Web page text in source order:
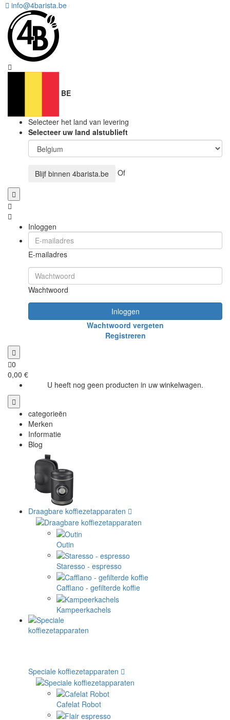
info@4barista.be
BE
Selecteer het land van levering
Selecteer uw land alstublieft
Blijf binnen 4barista.be Of
Inloggen
E-mailadres
Wachtwoord
Inloggen
Wachtwoord vergeten
Registreren
0
0,00 €
U heeft nog geen producten in uw winkelwagen.
categorieën
Merken
Informatie
Blog
Draagbare koffiezetapparaten
Outin
Staresso - espresso
Cafflano - gefilterde koffie
Kampeerkachels
Speciale koffiezetapparaten
Cafelat Robot